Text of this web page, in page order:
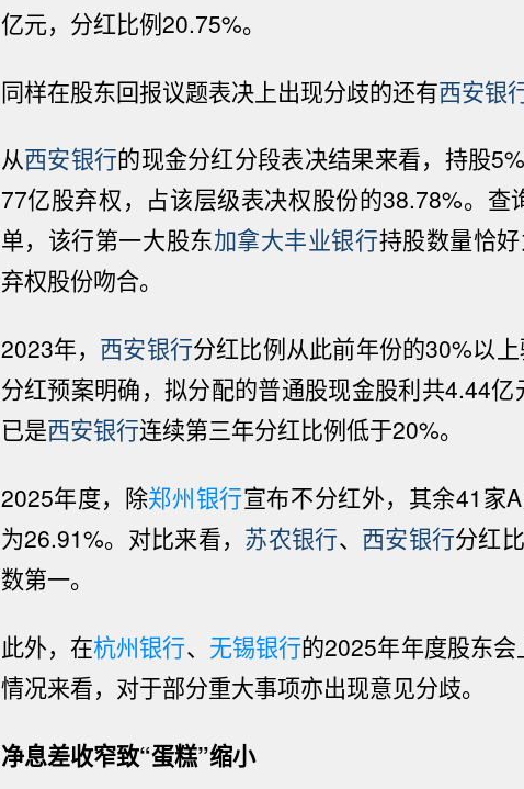
亿元，分红比例20.75%。
同样在股东回报议题表决上出现分歧的还有西安银
从西安银行的现金分红分段表决结果来看，持股
77亿股弃权，占该层级表决权股份的38.78%。查
单，该行第一大股东加拿大丰业银行持股数量恰
弃权股份吻合。
2023年， 西安银行分红比例从此前年份的30%以
分红预案明确，拟分配的普通股现金股利共4.44
已是西安银行连续第三年分红比例低于20%。
2025年度，除郑州银行宣布不分红外，其余41家
为26.91%。对比来看， 苏农银行、 西安银行分红
数第一。
此外，在杭州银行、 无锡银行的2025年年度股东
情况来看，对于部分重大事项亦出现意见分歧。
净息差收窄致“蛋糕”缩小